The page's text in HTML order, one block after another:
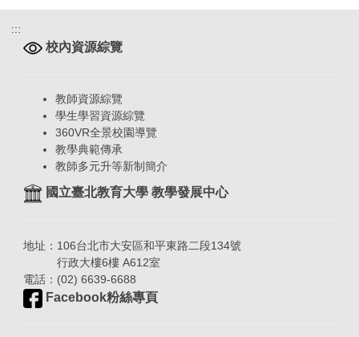
:::
校內資源綜覽
教師資源綜覽
學生學習資源綜覽
360VR全景校園導覽
教學典範傳承
教師多元升等新制簡介
國立臺北教育大學 教學發展中心
地址：106台北市大安區和平東路二段134號
行政大樓6樓 A612室
電話：(02) 6639-6688
Facebook粉絲專頁